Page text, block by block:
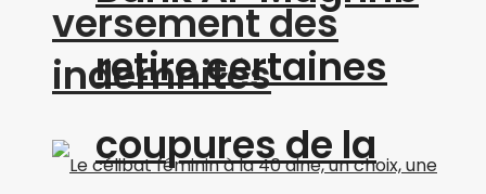
versement des
indemnités
retire certaines
coupures de la